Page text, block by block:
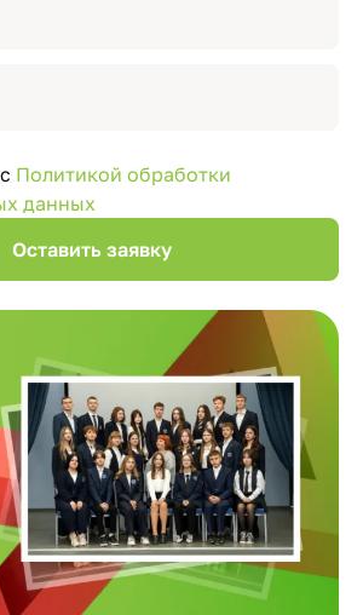
Политикой обработки
данных